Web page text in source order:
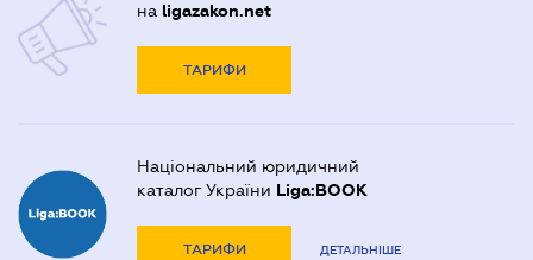
на ligazakon.net
ТАРИФИ
Національний юридичний
каталог України Liga:BOOK
ТАРИФИ ДЕТАЛЬНІШЕ